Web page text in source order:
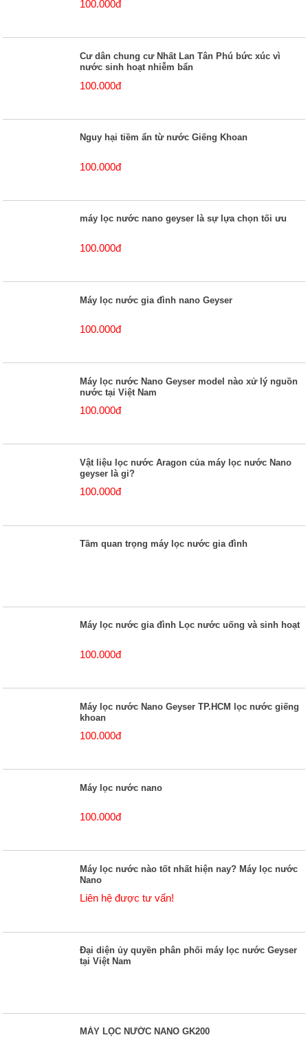
100.000đ
Cư dân chung cư Nhất Lan Tân Phú bức xúc vì
nước sinh hoạt nhiễm bẩn
100.000đ
Nguy hại tiềm ẩn từ nước Giếng Khoan
100.000đ
máy lọc nước nano geyser là sự lựa chọn tối ưu
100.000đ
Máy lọc nước gia đình nano Geyser
100.000đ
Máy lọc nước Nano Geyser model nào xử lý nguồn
nước tại Việt Nam
100.000đ
Vật liệu lọc nước Aragon của máy lọc nước Nano
geyser là gi?
100.000đ
Tầm quan trọng máy lọc nước gia đình
Máy lọc nước gia đình Lọc nước uống và sinh hoạt
100.000đ
Máy lọc nước Nano Geyser TP.HCM lọc nước giếng
khoan
100.000đ
Máy lọc nước nano
100.000đ
Máy lọc nước nào tốt nhất hiện nay? Máy lọc nước
Nano
Liên hệ được tư vấn!
Đại diện ủy quyền phân phối máy lọc nước Geyser
tại Việt Nam
MÁY LỌC NƯỚC NANO GK200